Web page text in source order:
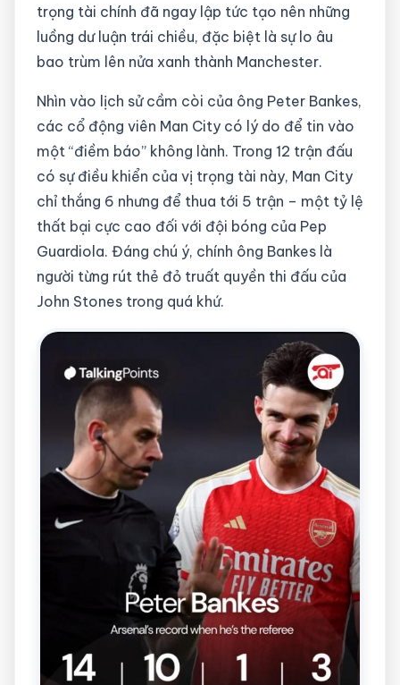
trọng tài chính đã ngay lập tức tạo nên những
luồng dư luận trái chiều, đặc biệt là sự lo âu
bao trùm lên nửa xanh thành Manchester.
Nhìn vào lịch sử cầm còi của ông Peter Bankes,
các cổ động viên Man City có lý do để tin vào
một “điềm báo” không lành. Trong 12 trận đấu
có sự điều khiển của vị trọng tài này, Man City
chỉ thắng 6 nhưng để thua tới 5 trận – một tỷ lệ
thất bại cực cao đối với đội bóng của Pep
Guardiola. Đáng chú ý, chính ông Bankes là
người từng rút thẻ đỏ truất quyền thi đấu của
John Stones trong quá khứ.